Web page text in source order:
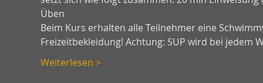
Üben
Beim Kurs erhalten alle Teilnehmer eine
Freizeitbekleidung! Achtung: SUP wird bei jedem
Weiterlesen >